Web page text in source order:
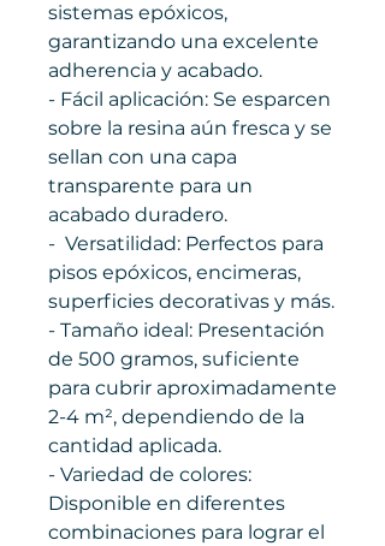
sistemas epóxicos,
garantizando una excelente
adherencia y acabado.
- Fácil aplicación: Se esparcen
sobre la resina aún fresca y se
sellan con una capa
transparente para un
acabado duradero.
- Versatilidad: Perfectos para
pisos epóxicos, encimeras,
superficies decorativas y más.
- Tamaño ideal: Presentación
de 500 gramos, suficiente
para cubrir aproximadamente
2-4 m², dependiendo de la
cantidad aplicada.
- Variedad de colores:
Disponible en diferentes
combinaciones para lograr el